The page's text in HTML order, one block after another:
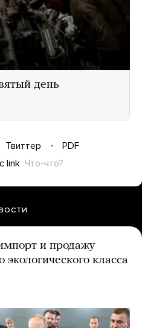
день
Твиттер
PDF
link Что-что?
и продажу
экологического класса